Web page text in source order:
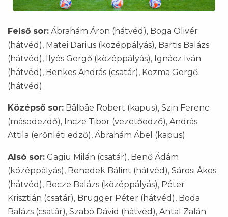
Felső sor: Ábrahám Áron (hátvéd), Boga Olivér
(hátvéd), Matei Darius (középpályás), Bartis Balázs
(hátvéd), Ilyés Gergő (középpályás), Ignácz Iván
(hátvéd), Benkes András (csatár), Kozma Gergő
(hátvéd)
Középső sor: Bâlbâe Robert (kapus), Szin Ferenc
(másodezdő), Incze Tibor (vezetőedző), András
Attila (erőnléti edző), Ábrahám Ábel (kapus)
Alsó sor: Gagiu Milán (csatár), Benő Ádám
(középpályás), Benedek Bálint (hátvéd), Sárosi Ákos
(hátvéd), Becze Balázs (középpályás), Péter
Krisztián (csatár), Brugger Péter (hátvéd), Boda
Balázs (csatár), Szabó Dávid (hátvéd), Antal Zalán